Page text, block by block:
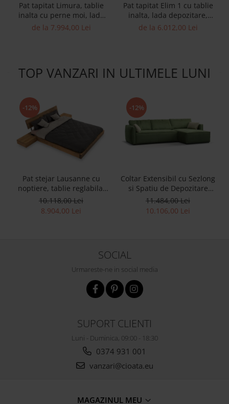
Pat tapitat Limura, tablie
inalta cu perne moi, lada
depozitare, somiera
de la 7.994,00 Lei
Pat tapitat Elim 1 cu tablie
inalta, lada depozitare,
somiera metalica, picioare
de la 6.012,00 Lei
TOP VANZARI IN ULTIMELE LUNI
-12%
Pat stejar Lausanne cu
noptiere, tablie reglabila,
lemn masiv, stil
contemporan,
10.118,00 Lei
8.904,00 Lei
-12%
Coltar Extensibil cu Sezlong
si Spatiu de Depozitare
Esse Personalizabil 309cm
Stil Contemporan Cadru
11.484,00 Lei
10.106,00 Lei
SOCIAL
Urmareste-ne in social media
SUPORT CLIENTI
Luni - Duminica, 09:00 - 18:30
0374 931 001
vanzari@cioata.eu
MAGAZINUL MEU